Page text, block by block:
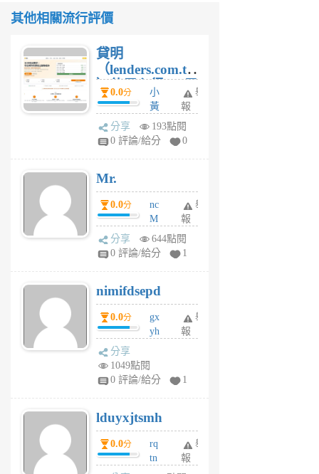
其他相關流行評價
貸明
（lenders.com.tw
）使用心得 — 民
間貸款比較平台
體驗
0.0分
小
黃
蜂
1
舉
報
分享
193點閱
0 評論/給分
0
Mr.
0.0分
nc
M
U
F
U
5
個
月
舉
報
分享
644點閱
0 評論/給分
1
nimifdsepd
0.0分
gx
yh
jl
月
前
舉
報
分享
1049點閱
0 評論/給分
1
lduyxjtsmh
0.0分
rq
tn
舉
報